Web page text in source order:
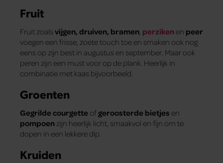
Fruit
Fruit zoalsvijgen, druiven, bramen perziken en peer
voegen een frisse, zoete touch toe en smaken ook nog
eens op zijn best in augustus en september. Maar ook
peren zijn een must voor op de plank. Heerlijk in
combinatie met kaas bijvoorbeeld.
Groenten
Gegrilde courgette ofgeroosterde bietjes en
pompoen zijn heerlijk licht, smaakvol en fijn om te
dopen in een lekkere dip.
Kruiden